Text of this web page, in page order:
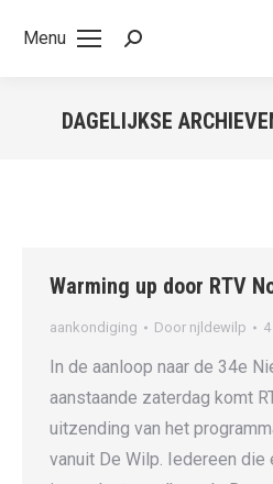
Menu Search:
DAGELIJKSE
Warming up door RTV
aankondiging Door njldewilp
In de aanloop naar de 34e
aanstaande zaterdag komt
uitzending van het
vanuit De Wilp. Iedereen